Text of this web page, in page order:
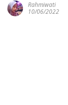
Rahmiwati
10/06/2022